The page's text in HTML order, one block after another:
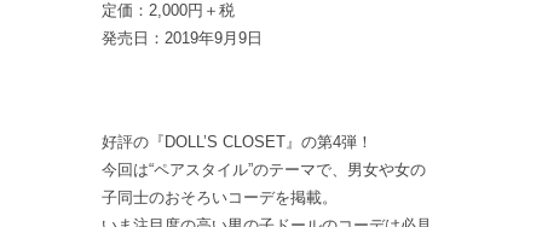
定価：2,000円＋税
発売日：2019年9月9日
好評の『DOLL’S CLOSET』の第4弾！
今回は“ペアスタイル”のテーマで、 男女や女の
子同士のおそろいコーデを掲載。